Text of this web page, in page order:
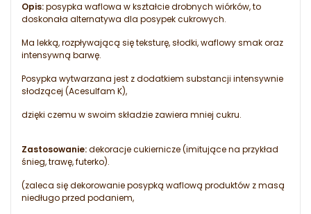
Opis:posypka waflowa w kształcie drobnych wiórków, to
doskonała alternatywa dla posypek cukrowych.
Ma lekką, rozpływającą się teksturę, słodki, waflowy smak oraz
intensywną barwę.
Posypka wytwarzana jest z dodatkiem substancji intensywnie
słodzącej (Acesulfam K),
dzięki czemu w swoim składzie zawiera mniej cukru.
Zastosowanie:dekoracje cukiernicze (imitujące na przykład
śnieg, trawę, futerko).
(zaleca się dekorowanie posypką waflową produktów z masą
niedługo przed podaniem,